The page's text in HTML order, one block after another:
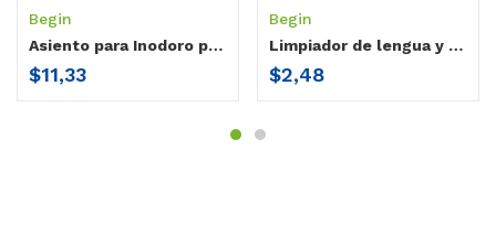
Begin
Asiento para Inodoro plegable Begin
$11,33
Begin
Limpiador de lengua y encias Begin
$2,48